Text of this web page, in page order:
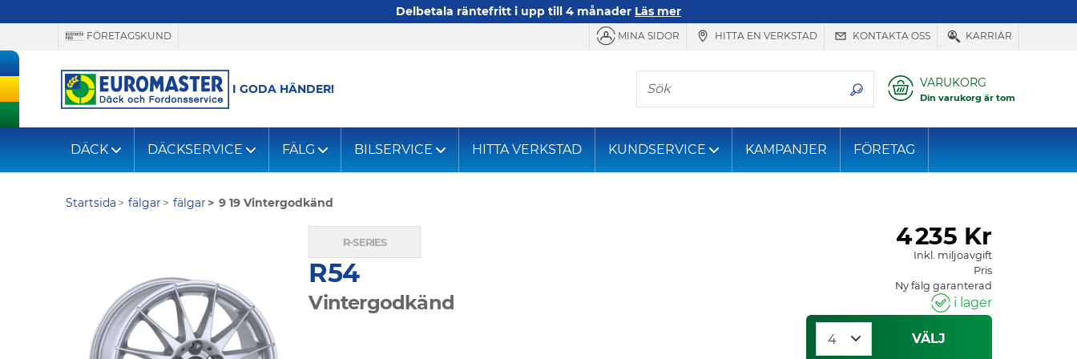
Delbetala räntefritt i upp till 4 månader Läs mer
FÖRETAGSKUND MINA SIDOR HITTA EN VERKSTAD KONTAKTA OSS KARRIÄR
I GODA HÄNDER!
Sök VARUKORG
Din varukorg är tom
DÄCK DÄCKSERVICE FÄLG BILSERVICE HITTA VERKSTAD KUNDSERVICE KAMPANJER FÖRETAG
Startsida fälgar fälgar 9 19 Vintergodkänd
R54
Vintergodkänd
4235 Kr
Inkl. miljöavgift
Pris
Ny fälg garanterad
i lager
VÄLJ